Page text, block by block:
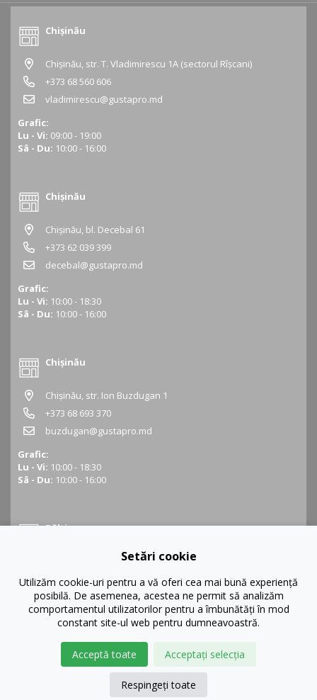
Chișinău
Chișinău, str. T. Vladimirescu 1A (sectorul Rîșcani)
+373 68 560 606
vladimirescu@gustapro.md
Grafic:
Lu - Vi: 09:00 - 19:00
Sâ - Du: 10:00 - 16:00
Chișinău
Chișinău, bl. Decebal 61
+373 62 039 399
decebal@gustapro.md
Grafic:
Lu - Vi: 10:00 - 18:30
Sâ - Du: 10:00 - 16:00
Chișinău
Chișinău, str. Ion Buzdugan 1
+373 68 693 370
buzdugan@gustapro.md
Grafic:
Lu - Vi: 10:00 - 18:30
Sâ - Du: 10:00 - 16:00
Bălți
Bălți, str. Ștefan cel Mare 16
+373 68 452 945
balti@gustapro.md
10:00 - 16:00
Setări cookie
Utilizăm cookie-uri pentru a vă oferi cea mai bună experiență
posibilă. De asemenea, acestea ne permit să analizăm
comportamentul utilizatorilor pentru a îmbunătăți în mod
constant site-ul web pentru dumneavoastră.
Acceptă toate Acceptați selecția
Respingeți toate